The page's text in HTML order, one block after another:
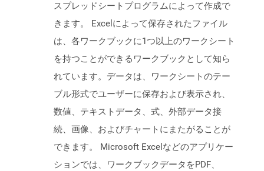
スプレッドシートプログラムによって作成で
きます。 Excelによって保存されたファイル
は、各ワークブックに1つ以上のワークシート
を持つことができるワークブックとして知ら
れています。データは、ワークシートのテー
ブル形式でユーザーに保存および表示され、
数値、テキストデータ、式、外部データ接
続、画像、およびチャートにまたがることが
できます。 Microsoft Excelなどのアプリケー
ションでは、ワークブックデータをPDF、